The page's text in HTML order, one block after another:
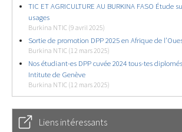
TIC ET AGRICULTURE AU BURKINA FASO Étude
usages
Burkina NTIC (9 avril 2025)
Sortie de promotion DPP 2025 en Afrique de
Burkina NTIC (12 mars 2025)
Nos étudiant-es DPP cuvée 2024 tous-tes
Intitute de Genève
Burkina NTIC (12 mars 2025)
Liens intéressants